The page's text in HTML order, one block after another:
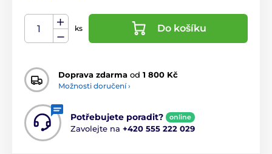
ks Do košíku
Doprava zdarma od 1 800 Kč
Možnosti doručení ›
Potřebujete poradit? online
Zavolejte na +420 555 222 029